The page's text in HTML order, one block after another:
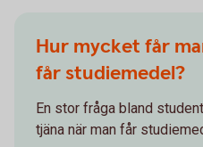
Hur mycket får
får studiemedel?
En stor fråga bland
tjäna när man får